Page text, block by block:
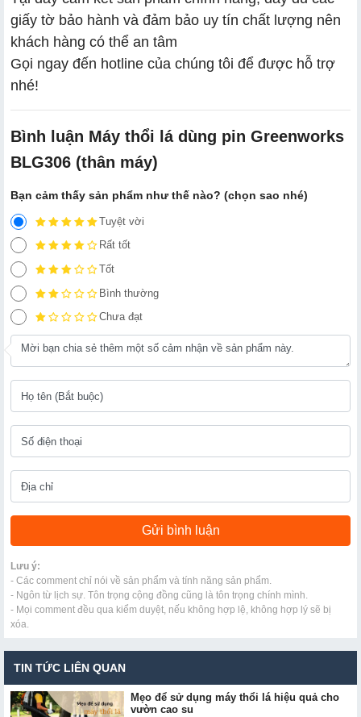
giấy tờ bảo hành và đảm bảo uy tín chất lượng nên
khách hàng có thể an tâm
Gọi ngay đến hotline của chúng tôi để được hỗ trợ
nhé!
Bình luận Máy thổi lá dùng pin Greenworks
BLG306 (thân máy)
Bạn cảm thấy sản phẩm như thế nào? (chọn sao nhé)
Tuyệt vời
Rất tốt
Tốt
Bình thường
Chưa đạt
Lưu ý:
- Các comment chỉ nói về sản phẩm và tính năng sản phẩm.
- Ngôn từ lịch sự. Tôn trọng cộng đồng cũng là tôn trọng chính mình.
- Mọi comment đều qua kiểm duyệt, nếu không hợp lệ, không hợp lý sẽ bị
xóa.
TIN TỨC LIÊN QUAN
Mẹo để sử dụng máy thổi lá hiệu quả cho
vườn cao su